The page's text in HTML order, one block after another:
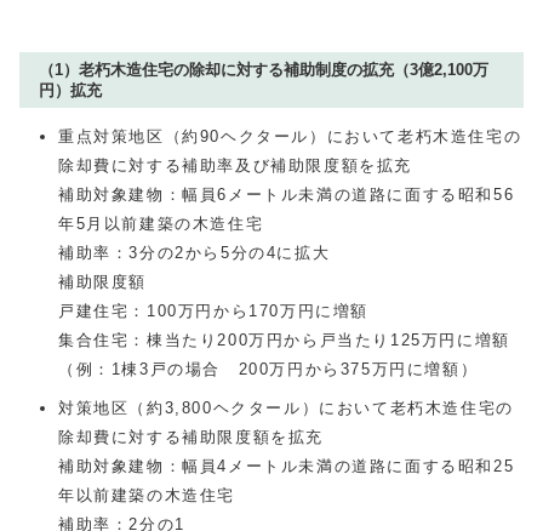
（1）老朽木造住宅の除却に対する補助制度の拡充（3億2,100万
円）拡充
重点対策地区（約90ヘクタール）において老朽木造住宅の
除却費に対する補助率及び補助限度額を拡充
補助対象建物：幅員6メートル未満の道路に面する昭和56
年5月以前建築の木造住宅
補助率：3分の2から5分の4に拡大
補助限度額
戸建住宅：100万円から170万円に増額
集合住宅：棟当たり200万円から戸当たり125万円に増額
（例：1棟3戸の場合 200万円から375万円に増額）
対策地区（約3,800ヘクタール）において老朽木造住宅の
除却費に対する補助限度額を拡充
補助対象建物：幅員4メートル未満の道路に面する昭和25
年以前建築の木造住宅
補助率：2分の1